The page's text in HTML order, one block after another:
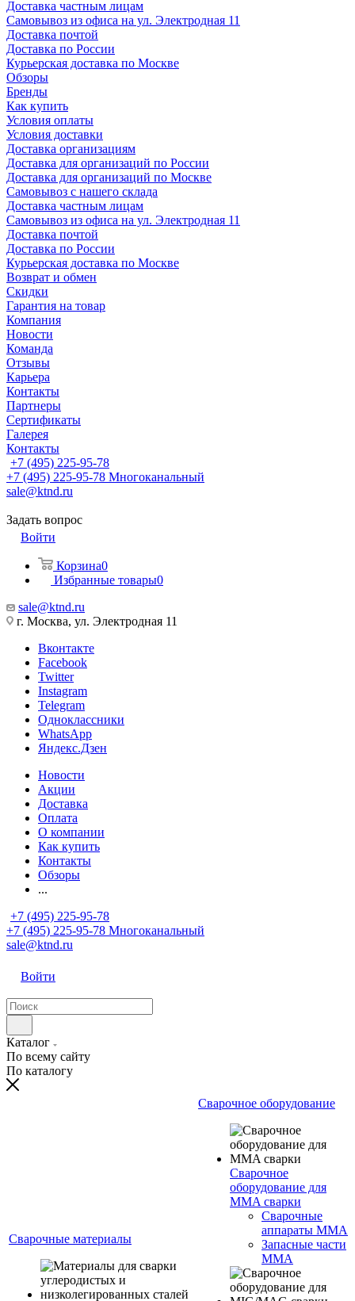
Доставка частным лицам
Самовывоз из офиса на ул. Электродная 11
Доставка почтой
Доставка по России
Курьерская доставка по Москве
Обзоры
Бренды
Как купить
Условия оплаты
Условия доставки
Доставка организациям
Доставка для организаций по России
Доставка для организаций по Москве
Самовывоз с нашего склада
Доставка частным лицам
Самовывоз из офиса на ул. Электродная 11
Доставка почтой
Доставка по России
Курьерская доставка по Москве
Возврат и обмен
Скидки
Гарантия на товар
Компания
Новости
Команда
Отзывы
Карьера
Контакты
Партнеры
Сертификаты
Галерея
Контакты
+7 (495) 225-95-78
+7 (495) 225-95-78 Многоканальный
sale@ktnd.ru
Задать вопрос
Войти
Корзина0
Избранные товары0
sale@ktnd.ru
г. Москва, ул. Электродная 11
Вконтакте
Facebook
Twitter
Instagram
Telegram
Одноклассники
WhatsApp
Яндекс.Дзен
Новости
Акции
Доставка
Оплата
О компании
Как купить
Контакты
Обзоры
...
+7 (495) 225-95-78
+7 (495) 225-95-78 Многоканальный
sale@ktnd.ru
Войти
Каталог
По всему сайту
По каталогу
Сварочные материалы
Сварочное оборудование
Сварочное
оборудование для
MMA сварки
Сварочные
аппараты MMA
Запасные части
MMA